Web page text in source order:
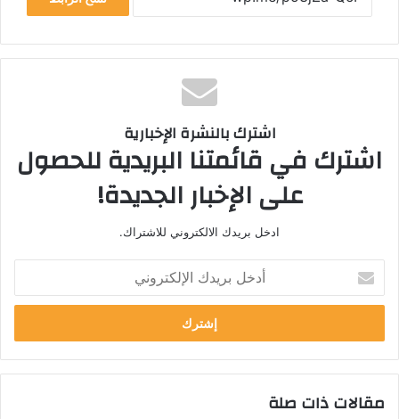
اشترك بالنشرة الإخبارية
اشترك في قائمتنا البريدية للحصول
على الإخبار الجديدة!
ادخل بريدك الالكتروني للاشتراك.
بريدك
الإلكتروني
مقالات ذات صلة